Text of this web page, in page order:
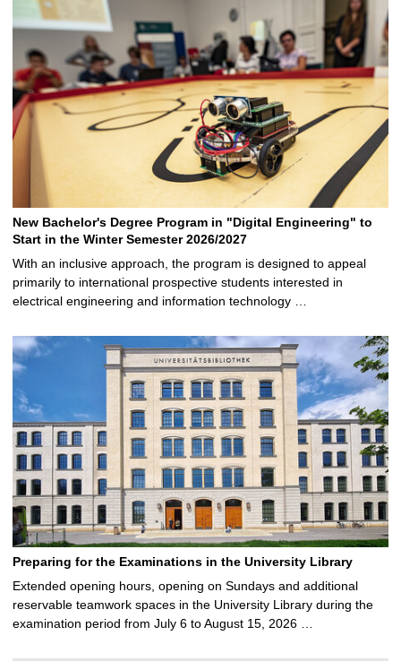
New Bachelor's Degree Program in "Digital Engineering" to
Start in the Winter Semester 2026/2027
With an inclusive approach, the program is designed to appeal
primarily to international prospective students interested in
electrical engineering and information technology …
Preparing for the Examinations in the University Library
Extended opening hours, opening on Sundays and additional
reservable teamwork spaces in the University Library during the
examination period from July 6 to August 15, 2026 …